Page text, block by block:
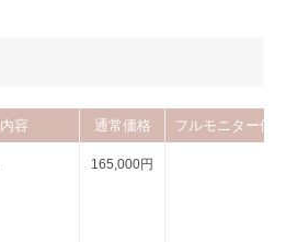
内容 通常価格 フルモニター価
165,000円